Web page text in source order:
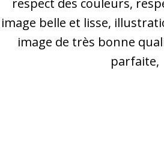
respect des couleurs,
image belle et lisse,
image de très bonne
parfaite,